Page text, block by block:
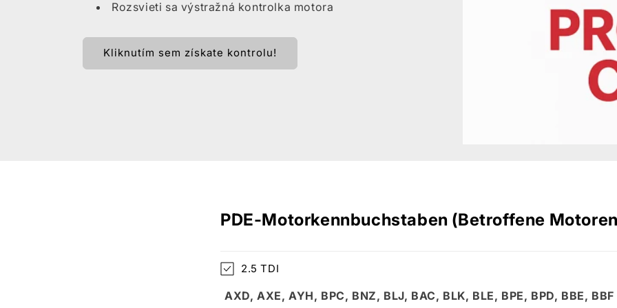
Rozsvieti sa výstražná kontrolka motora
Kliknutím sem získate kontrolu!
PDE-Motorkennbuchstaben (Betroffene
2.5 TDI
AXD, AXE, AYH, BPC, BNZ, BLJ, BAC, BLK, BLE, BPE, BPD, BBE, BBF